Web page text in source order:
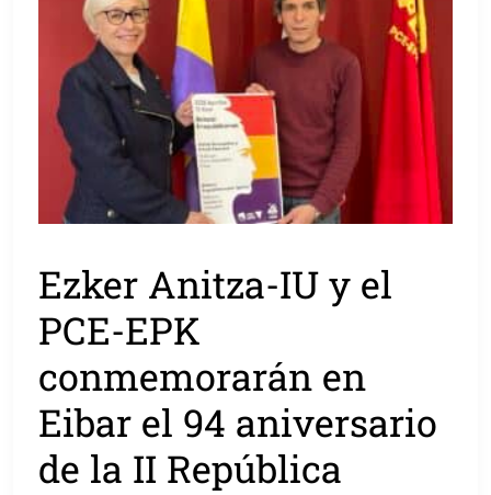
Ezker Anitza-IU y el
PCE-EPK
conmemorarán en
Eibar el 94 aniversario
de la II República